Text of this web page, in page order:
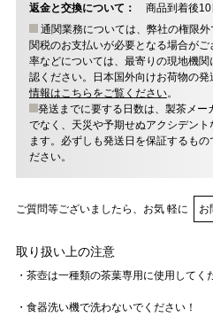
返金と交換について：
商品到着後10
通関業務については、弊社の権限外
関税のお支払いが必要となる場合が
率などについては、最寄りの現地機
認ください。日本国外向けお荷物の発
情報はこちらをご覧ください。
発送までに要する日数は、製茶メー
でなく、天災や予期せぬアクシデン
ます。必ずしも発送日を保証するも
ださい。
ご質問等ございましたら、お気 軽に お
取り扱い上の注意
・茶壺は一種類の茶葉専用に使用してく
・食器洗い機で洗わないでください！